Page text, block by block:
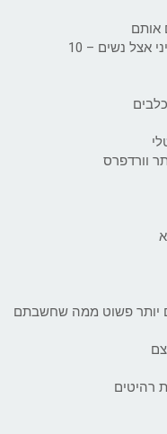
אותם
מה אוכלים כדי להגביר את הרצון המיני אצל נשים – 10
וורדפרס
יותר פשוט ממה שחשבתם
רהיטים